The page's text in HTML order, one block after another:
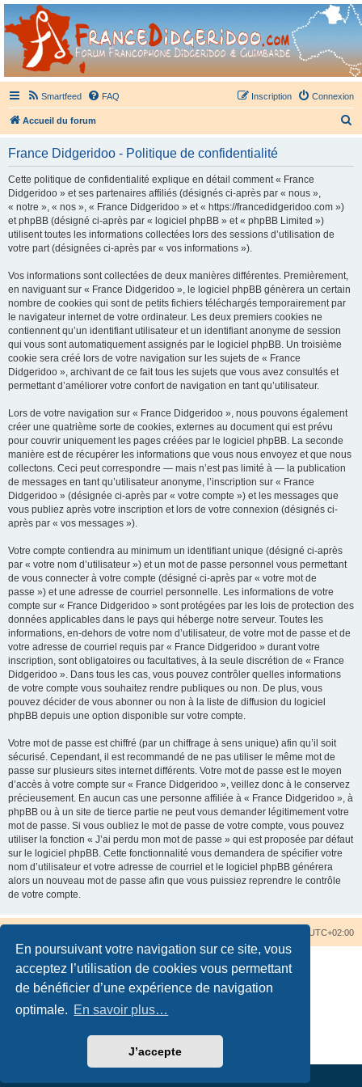
En poursuivant votre navigation sur ce site, vous
acceptez l’utilisation de cookies vous permettant
de bénéficier d’une expérience de navigation
optimale. En savoir plus…
J’accepte
France Didgeridoo
Didgeridoo et Guimbarde sur France Didgeridoo - retrouvez la communauté.
Smartfeed FAQ Connexion
Inscription
Accueil du forum
France Didgeridoo - Politique de confidentialité
Cette politique de confidentialité explique en détail comment « France
Didgeridoo » et ses partenaires affiliés (désignés ci-après par « nous »,
« notre », « nos », « France Didgeridoo » et « https://francedidgeridoo.com »)
et phpBB (désigné ci-après par « logiciel phpBB » et « phpBB Limited »)
utilisent toutes les informations collectées lors des sessions d’utilisation de
votre part (désignées ci-après par « vos informations »).
Vos informations sont collectées de deux manières différentes. Premièrement,
en naviguant sur « France Didgeridoo », le logiciel phpBB génèrera un certain
nombre de cookies qui sont de petits fichiers téléchargés temporairement par
le navigateur internet de votre ordinateur. Les deux premiers cookies ne
contiennent qu’un identifiant utilisateur et un identifiant anonyme de session
qui vous sont automatiquement assignés par le logiciel phpBB. Un troisième
cookie sera créé lors de votre navigation sur les sujets de « France
Didgeridoo », archivant de ce fait tous les sujets que vous avez consultés et
permettant d’améliorer votre confort de navigation en tant qu’utilisateur.
Lors de votre navigation sur « France Didgeridoo », nous pouvons également
créer une quatrième sorte de cookies, externes au document qui est prévu
pour couvrir uniquement les pages créées par le logiciel phpBB. La seconde
manière est de récupérer les informations que vous nous envoyez et que nous
collectons. Ceci peut correspondre — mais n’est pas limité à — la publication
de messages en tant qu’utilisateur anonyme, l’inscription sur « France
Didgeridoo » (désignée ci-après par « votre compte ») et les messages que
vous publiez après votre inscription et lors de votre connexion (désignés ci-
après par « vos messages »).
Votre compte contiendra au minimum un identifiant unique (désigné ci-après
par « votre nom d’utilisateur ») et un mot de passe personnel vous permettant
de vous connecter à votre compte (désigné ci-après par « votre mot de
passe ») et une adresse de courriel personnelle. Les informations de votre
compte sur « France Didgeridoo » sont protégées par les lois de protection des
données applicables dans le pays qui héberge notre serveur. Toutes les
informations, en-dehors de votre nom d’utilisateur, de votre mot de passe et de
votre adresse de courriel requis par « France Didgeridoo » durant votre
inscription, sont obligatoires ou facultatives, à la seule discrétion de « France
Didgeridoo ». Dans tous les cas, vous pouvez contrôler quelles informations
de votre compte vous souhaitez rendre publiques ou non. De plus, vous
pouvez décider de vous abonner ou non à la liste de diffusion du logiciel
phpBB depuis une option disponible sur votre compte.
Votre mot de passe est chiffré (par un chiffrage à sens unique) afin qu’il soit
sécurisé. Cependant, il est recommandé de ne pas utiliser le même mot de
passe sur plusieurs sites internet différents. Votre mot de passe est le moyen
d’accès à votre compte sur « France Didgeridoo », veillez donc à le conservez
précieusement. En aucun cas une personne affiliée à « France Didgeridoo », à
phpBB ou à un site de tierce partie ne peut vous demander légitimement votre
mot de passe. Si vous oubliez le mot de passe de votre compte, vous pouvez
utiliser la fonction « J’ai perdu mon mot de passe » qui est proposée par défaut
sur le logiciel phpBB. Cette fonctionnalité vous demandera de spécifier votre
nom d’utilisateur et votre adresse de courriel et le logiciel phpBB générera
alors un nouveau mot de passe afin que vous puissiez reprendre le contrôle
de votre compte.
UTC+02:00
Traduction française officielle©
Confidentialité